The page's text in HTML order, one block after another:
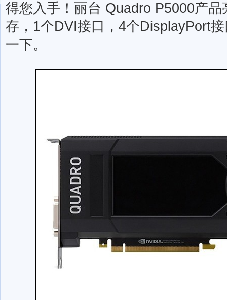
得您入手！丽台 Quadro P5000产
存，1个DVI接口，4个DisplayPort
一下。